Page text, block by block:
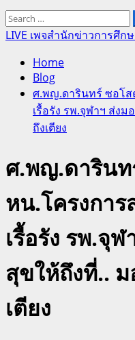
Search
for:
LIVE เพจสำนักข่าวการศึก
Home
Blog
ศ.พญ.ดารินทร์ ซอโส
เรื้อรัง รพ.จุฬาฯ ส่ง
ถึงเตียง
ศ.พญ.ดาริน
หน.โครงการ
เรื้อรัง รพ.จุ
สุขให้ถึงที่..
เตียง